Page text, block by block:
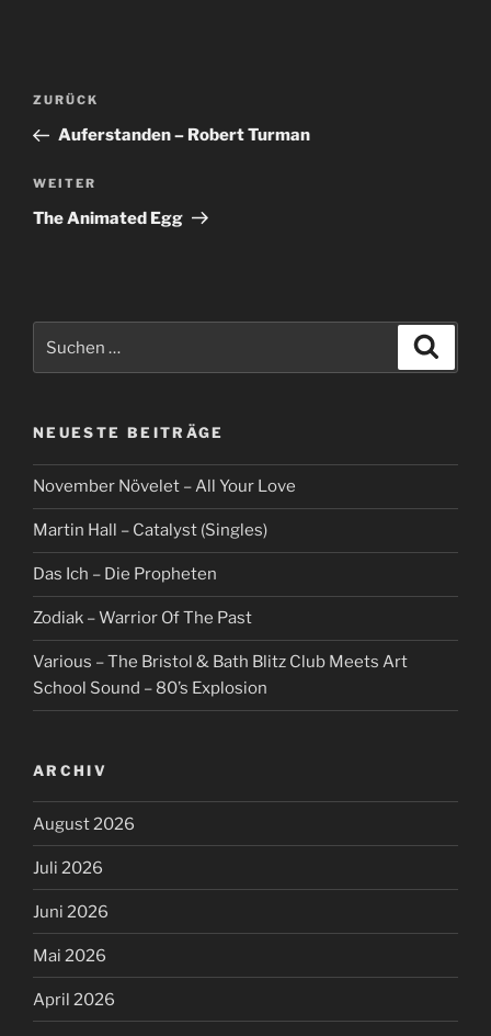
Beitragsnavigation
Vorheriger
Beitrag
ZURÜCK
Auferstanden – Robert Turman
Nächster
Beitrag
WEITER
The Animated Egg
nach:
NEUESTE BEITRÄGE
November Növelet – All Your Love
Martin Hall – Catalyst (Singles)
Das Ich – Die Propheten
Zodiak – Warrior Of The Past
Various – The Bristol & Bath Blitz Club Meets Art
School Sound – 80’s Explosion
ARCHIV
August 2026
Juli 2026
Juni 2026
Mai 2026
April 2026